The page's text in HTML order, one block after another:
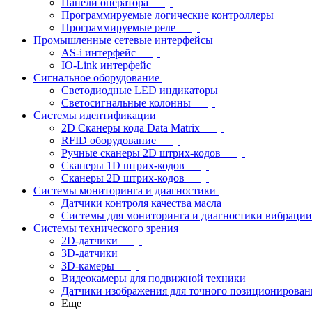
Панели оператора
Программируемые логические контроллеры
Программируемые реле
Промышленные сетевые интерфейсы
AS-i интерфейс
IO-Link интерфейс
Сигнальное оборудование
Светодиодные LED индикаторы
Светосигнальные колонны
Системы идентификации
2D Сканеры кода Data Matrix
RFID оборудование
Ручные сканеры 2D штрих-кодов
Сканеры 1D штрих-кодов
Сканеры 2D штрих-кодов
Системы мониторинга и диагностики
Датчики контроля качества масла
Системы для мониторинга и диагностики вибрации
Системы технического зрения
2D-датчики
3D-датчики
3D-камеры
Видеокамеры для подвижной техники
Датчики изображения для точного
Еще